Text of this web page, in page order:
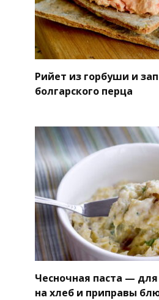
Рийет из горбуши и
болгарского перца
Чесночная паста —
на хлеб и приправы